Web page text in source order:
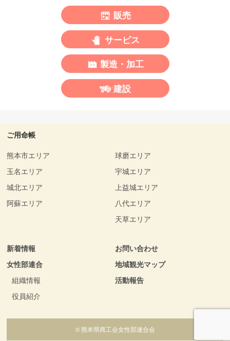
販売
サービス
製造・加工
建設
ご用命帳
熊本市エリア
玉名エリア
城北エリア
阿蘇エリア
球磨エリア
宇城エリア
上益城エリア
八代エリア
天草エリア
新着情報
女性部連合
組織情報
役員紹介
お問い合わせ
地域観光マップ
活動報告
© 熊本県商工会女性部連合会